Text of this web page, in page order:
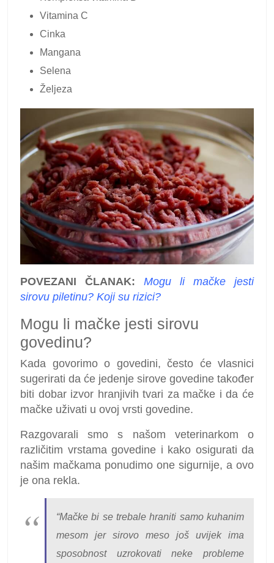
Vitamina C
Cinka
Mangana
Selena
Željeza
POVEZANI ČLANAK:
Mogu li mačke jesti
sirovu piletinu? Koji su rizici?
Mogu li mačke jesti sirovu
govedinu?
Kada govorimo o govedini, često će vlasnici
sugerirati da će jedenje sirove govedine također
biti dobar izvor hranjivih tvari za mačke i da će
mačke uživati u ovoj vrsti govedine.
Razgovarali smo s našom veterinarkom o
različitim vrstama govedine i kako osigurati da
našim mačkama ponudimo one sigurnije, a ovo
je ona rekla.
“Mačke bi se trebale hraniti samo kuhanim
mesom jer sirovo meso još uvijek ima
sposobnost uzrokovati neke probleme